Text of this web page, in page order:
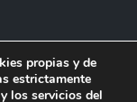
propias y de
estrictamente
los servicios del